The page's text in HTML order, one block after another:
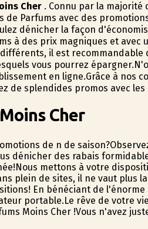
Cher . Connu par la majorité
Parfums avec des
dénicher la façon
à des prix magnifiques et avec
il est recommandable
vous pourrez
en ligne.Grâce à nos
de splendides promos avec
Cher
de fin de
dénicher des rabais
mettons à votre
plein de sites, il ne vaut plus
En bénéficiant de
portable.Le rêve de votre
Moins Cher !Vous n'avez